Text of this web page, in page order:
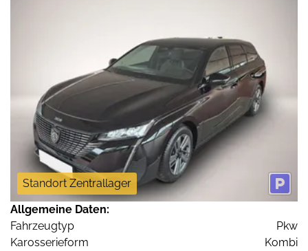
Standort Zentrallager
Allgemeine Daten:
Fahrzeugtyp
Pkw
Karosserieform
Kombi